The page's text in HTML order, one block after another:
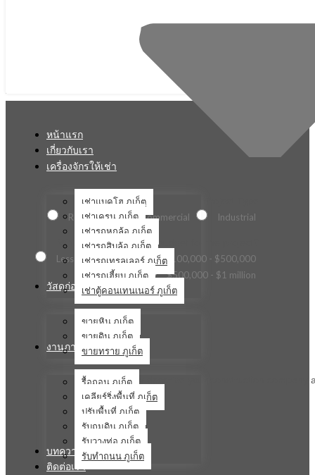
Residential
Commercial Industrial
What is the estimated budget for the project?
Less than $100,000
$100,000 - $500,000
$500,000 - $1 million
Briefly describe your construction company
หน้าแรก
เกี่ยวกับเรา
เครื่องจักรให้เช่า
เช่าแบคโฮ ภูเก็ต
เช่าเครน ภูเก็ต
เช่ารถหกล้อ ภูเก็ต
เช่ารถสิบล้อ ภูเก็ต
เช่ารถเทรลเลอร์ ภูเก็ต
เช่ารถเฮี้ยบ ภูเก็ต
เช่าตู้คอนเทนเนอร์ ภูเก็ต
วัสดุก่อสร้าง
ขายหิน ภูเก็ต
ขายดิน ภูเก็ต
ขายทราย ภูเก็ต
งานภาคสนาม
รื้อถอน ภูเก็ต
เคลียร์ริ่งพื้นที่ ภูเก็ต
ปรับพื้นที่ ภูเก็ต
รับถมดิน ภูเก็ต
รับวางท่อ ภูเก็ต
รับทำถนน ภูเก็ต
บทความ
ติดต่อเรา